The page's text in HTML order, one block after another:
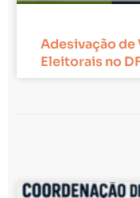
Adesivação de
Eleitorais no